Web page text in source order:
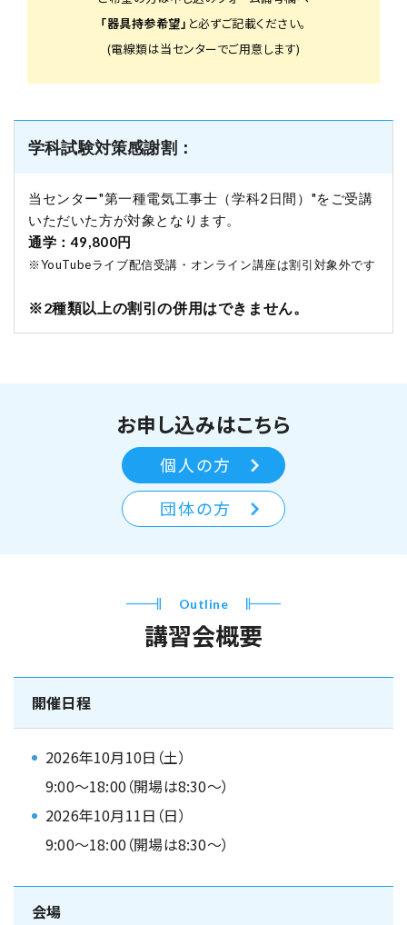
「器具持参希望」 と必ずご記載ください。
(電線類は当センターでご用意します)
学科試験対策感謝割：
当センター"第一種電気工事士（学科2日間）"をご受講
いただいた方が対象となります。
通学：49,800円
※YouTubeライブ配信受講・オンライン講座は割引対象外です
※2種類以上の割引の併用はできません。
お申し込みはこちら
個人の方
団体の方
Outline
講習会概要
開催日程
2026年10月10日（土）
9:00～18:00（開場は8:30～）
2026年10月11日（日）
9:00～18:00（開場は8:30～）
会場